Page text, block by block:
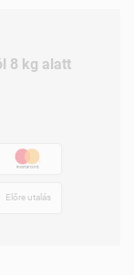
8 kg alatt
Előre utalás